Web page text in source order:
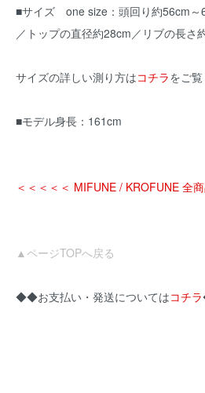
■サイズ one size：頭回り約56cm～
／トップの直径約28cm／リブの長さ
サイズの詳しい測り方はコチラをご覧
■モデル身長：161cm
＜＜＜＜＜ MIFUNE / KROFUNE 全
▲ページTOPへ戻る
◆◆お支払い・発送についてはコチラ